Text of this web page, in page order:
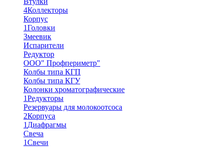
4Коллекторы
Корпус
1Головки
Змеевик
Испарители
Редуктор
ООО" Профпериметр"
Колбы типа КГП
Колбы типа КГУ
Колонки хроматографические
1Редукторы
Резервуары для молокоотсоса
2Корпуса
1 Диафрагмы
Свеча
1Свечи